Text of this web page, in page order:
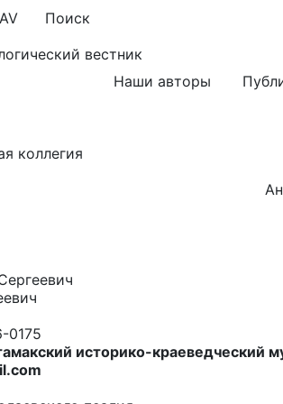
Поиск
вестник
коллегия
Наши авторы
0175
историко-краеведческий